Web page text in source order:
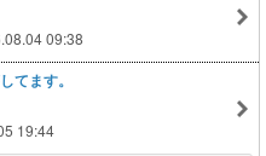
09:38
てます。
19:44